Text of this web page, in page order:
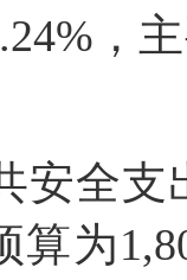
，
安全支
算为